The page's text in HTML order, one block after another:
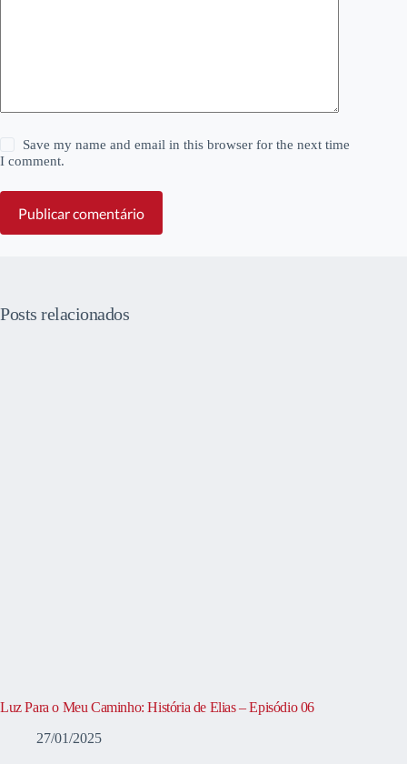
Save my name and email in this browser for the next time
I comment.
Publicar comentário
Posts relacionados
Luz Para o Meu Caminho: História de Elias – Episódio 06
27/01/2025